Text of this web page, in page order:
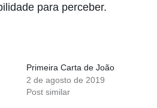
para perceber.
Primeira Carta de João
2 de agosto de 2019
Post similar